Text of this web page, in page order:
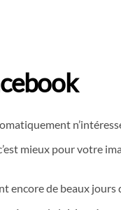
mieux pour votre
encore de beaux